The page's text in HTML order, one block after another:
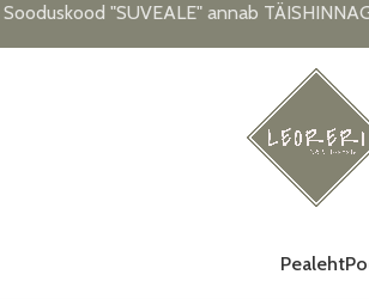
Sooduskood "SUVEALE" annab
Pealeht